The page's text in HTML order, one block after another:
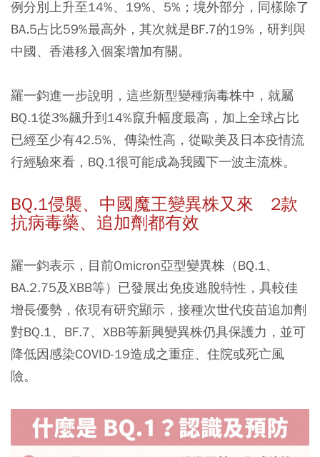
例分別上升至14%、19%、5%；境外部分，同樣除了
BA.5占比59%最高外，其次就是BF.7的19%，研判與
中國、香港移入個案增加有關。
羅一鈞進一步說明，這些新型變種病毒株中，就屬
BQ.1從3%飆升到14%竄升幅度最高，加上全球占比
已經至少有42.5%、傳染性高，從歐美及日本疫情流
行經驗來看，BQ.1很可能成為我國下一波主流株。
BQ.1侵襲、中國魔王變異株又來 2款
抗病毒藥、追加劑都有效
羅一鈞表示，目前Omicron亞型變異株（BQ.1、
BA.2.75及XBB等）已發展出免疫逃脫特性，具較佳
增長優勢，依現有研究顯示，接種次世代疫苗追加劑
對BQ.1、BF.7、XBB等新興變異株仍具保護力，並可
降低因感染COVID-19造成之重症、住院或死亡風
險。